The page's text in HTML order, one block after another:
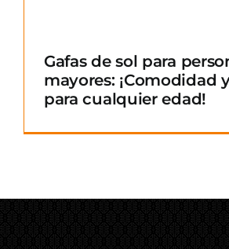
Gafas de sol para
mayores: ¡Comodidad
para cualquier edad!